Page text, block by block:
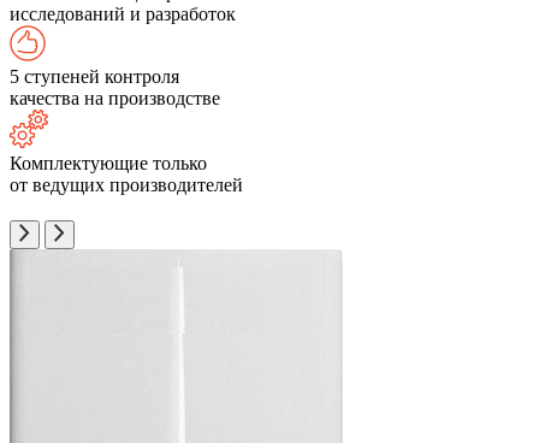
исследований и разработок
5 ступеней контроля
качества на производстве
Комплектующие только
от ведущих производителей